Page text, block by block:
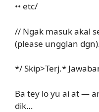
•• etc/
// Ngak masuk akal
(please ungglan
*/ Skip>Terj.*
Ba tey lo yu ai at —
dik…